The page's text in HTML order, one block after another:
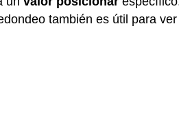
también es útil para